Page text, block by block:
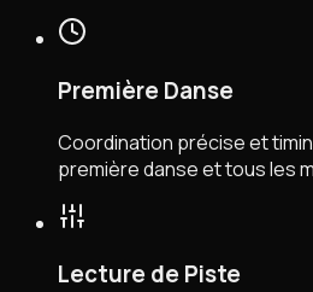
Première Danse
Coordination précise et
première danse et tous les
Lecture de Piste